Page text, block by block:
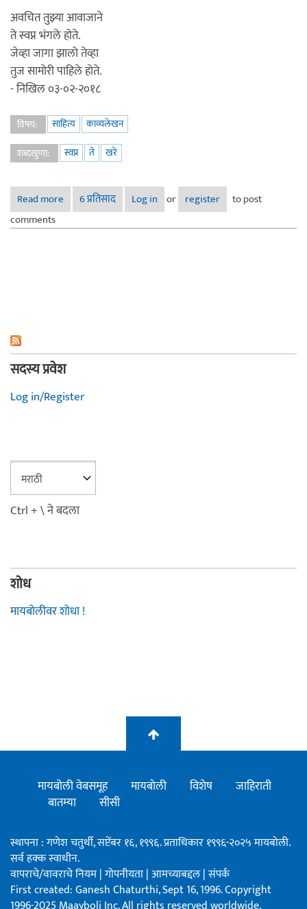
अवचित तुझ्या आवाजाने
ते स्वप्न भंगले होते.
जेव्हा जागा झालो तेव्हा
तुज सामोरी पाहिले होते.
- निखिल ०३-०२-२०१८
विषय: साहित्य
काव्यलेखन
शब्दखुणा:
स्वप्न ते खरे
Read more about स्वप्न ते खरे नव्हते...
6 प्रतिसाद Log in or register
to post
comments
सदस्य प्रवेश
Log in/Register
Ctrl + \ ने बदला
शोध
मायबोलीवर शोधा !
मायबोली वेबसमूह मायबोली विशेष
जाहिराती
बातम्या
सीसी
स्थापना : गणेश चतुर्थी, सप्टेंबर १६, १९९६. प्रताधिकार १९९६-२०२५ मायबोली.
सर्व हक्क स्वाधीन.
वापराचे/वावराचे नियम|गोपनीयता|आमच्याबद्दल|संपर्क
First created: Ganesh Chaturthi, Sept 16, 1996. Copyright